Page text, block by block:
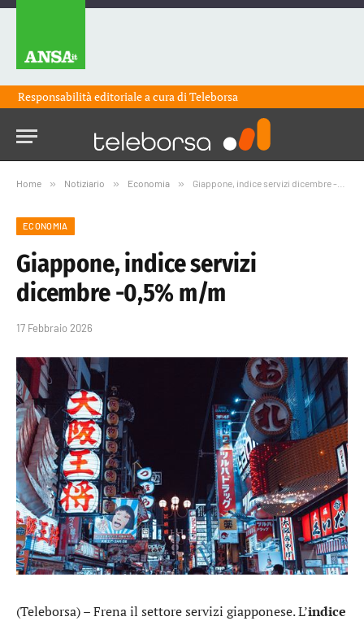
Responsabilità editoriale a cura diTeleborsa
Home » Notiziario » Economia » Giappone, indice servizi dicembre -0,5% m/m
ECONOMIA
Giappone, indice servizi
dicembre -0,5% m/m
17 Febbraio 2026
(Teleborsa) – Frena il settore servizi giapponese. L’indice